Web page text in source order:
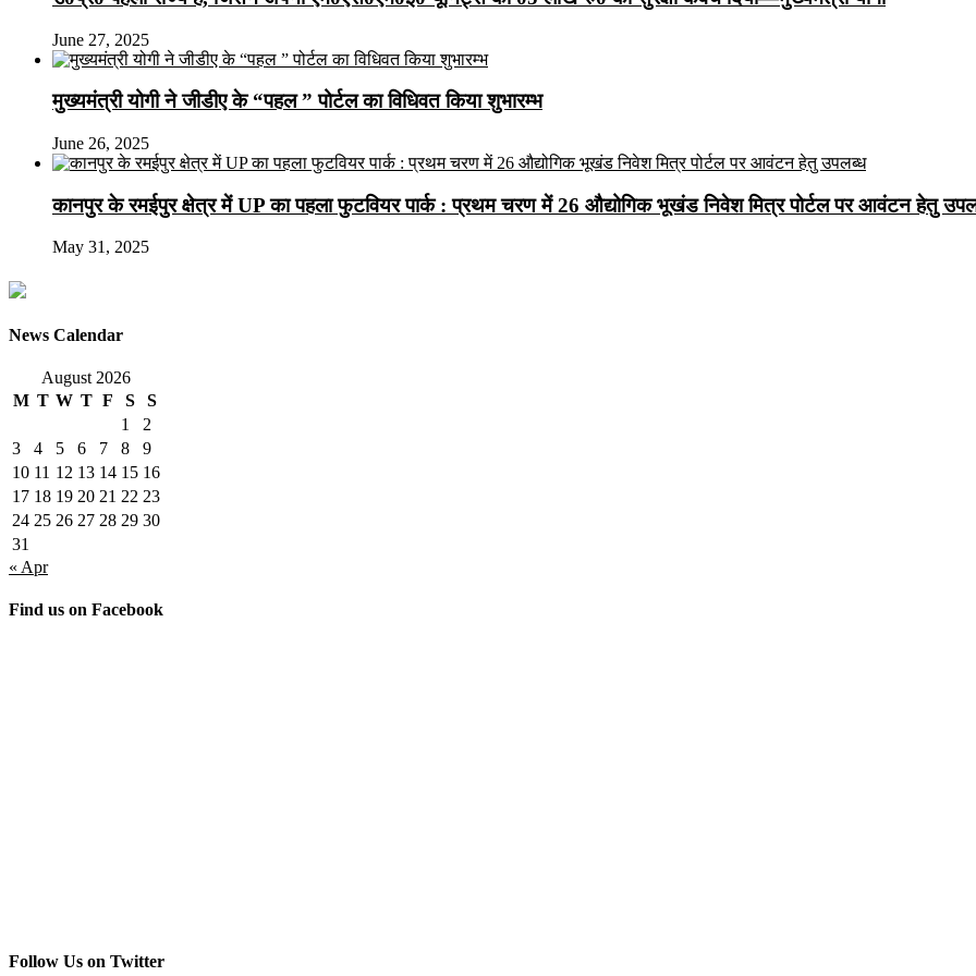
June 27, 2025
मुख्यमंत्री योगी ने जीडीए के “पहल ” पोर्टल का विधिवत किया शुभारम्भ
June 26, 2025
कानपुर के रमईपुर क्षेत्र में UP का पहला फुटवियर पार्क : प्रथम चरण में 26 औद्योगिक भूखंड निवेश मित्र पोर्टल पर आवंटन हेतु
May 31, 2025
News Calendar
August 2026
M T W T F S
S
1
2
3
4 5 6 7 8
9
10 11 12 13 14 15 16
17 18 19 20 21 22 23
24 25 26 27 28 29 30
31
« Apr
Find us on Facebook
Follow Us on Twitter